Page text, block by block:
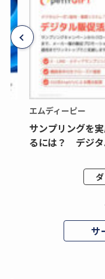
エムディーピー
サンプリングを
るには？ デジ
サ